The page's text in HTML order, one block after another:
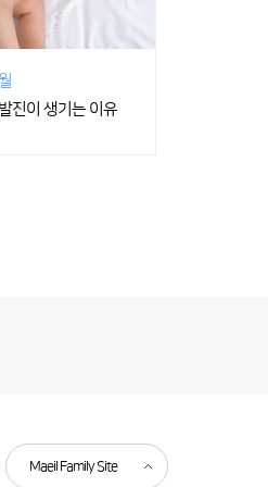
진이 생기는 이유
Maeil Family Site